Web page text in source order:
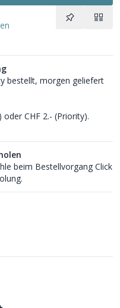
bestellt, morgen geliefert
CHF 2.- (Priority).
beim Bestellvorgang Click